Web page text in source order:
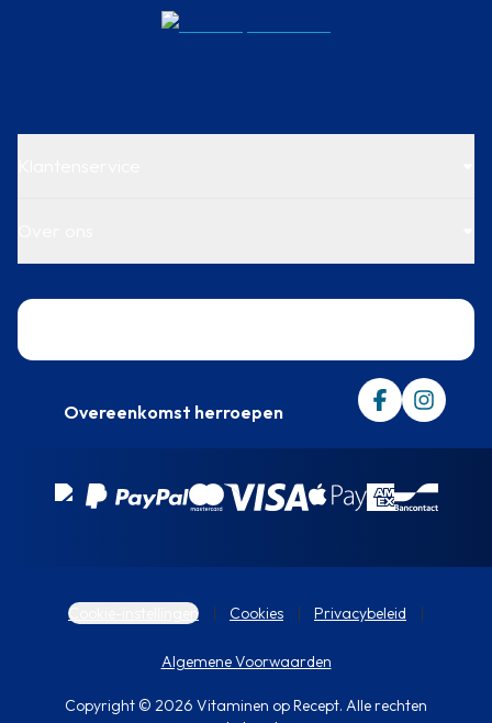
Overeenkomst herroepen
Cookie-instellingen Cookies Privacybeleid
Algemene Voorwaarden
Copyright © 2026 Vitaminen op Recept. Alle rechten